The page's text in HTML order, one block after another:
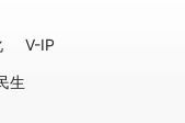
V-IP
生